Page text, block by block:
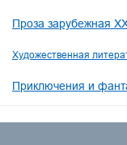
Проза зарубежная
Художественная
Приключения и